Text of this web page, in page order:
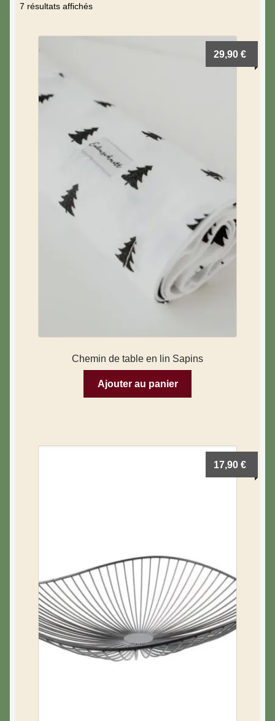
Fleurs séchées
Lanternes & Photophores
Luminaires
Paniers, tapis et poufs
Vases & Soliflores
7 résultats affichés
Chemin de table en lin Sapins
29,90€
Ajouter au panier
17,90€